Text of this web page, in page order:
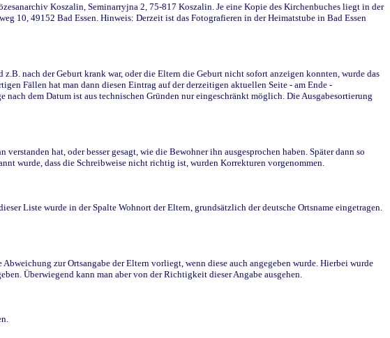
Koszalin, Seminarryjna 2, 75-817 Koszalin. Je eine Kopie des Kirchenbuches liegt in der
10, 49152 Bad Essen. Hinweis: Derzeit ist das Fotografieren in der Heimatstube in Bad Essen
nach der Geburt krank war, oder die Eltern die Geburt nicht sofort anzeigen konnten, wurde das
Fällen hat man dann diesen Eintrag auf der derzeitigen aktuellen Seite - am Ende -
dem Datum ist aus technischen Gründen nur eingeschränkt möglich. Die Ausgabesortierung
hat, oder besser gesagt, wie die Bewohner ihn ausgesprochen haben. Später dann so
wurde, dass die Schreibweise nicht richtig ist, wurden Korrekturen vorgenommen.
Liste wurde in der Spalte Wohnort der Eltern, grundsätzlich der deutsche Ortsname eingetragen.
zur Ortsangabe der Eltern vorliegt, wenn diese auch angegeben wurde. Hierbei wurde
Überwiegend kann man aber von der Richtigkeit dieser Angabe ausgehen.